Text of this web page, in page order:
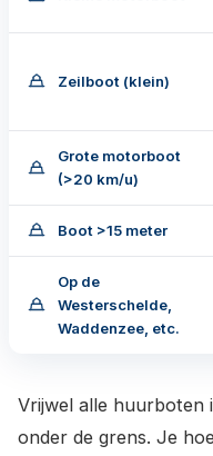
Zeilboot (klein)
Grote motorboot
(>20 km/u)
Boot >15 meter
Op de
Westerschelde,
Waddenzee, etc.
Vrijwel alle huurboten
onder de grens. Je